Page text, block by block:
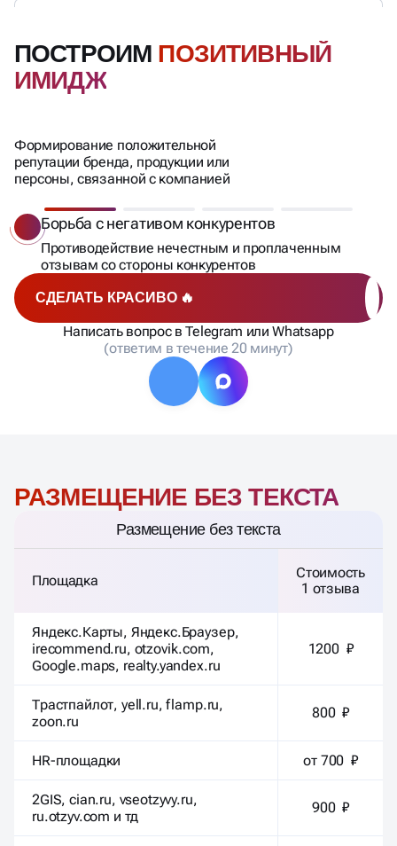
ПОСТРОИМ ПОЗИТИВНЫЙ
ИМИДЖ
Формирование положительной
репутации бренда, продукции или
персоны, связанной с компанией
СДЕЛАТЬ КРАСИВО 🔥
Написать вопрос в Telegram или Whatsapp
(ответим в течение 20 минут)
Борьба с негативом конкурентов
Противодействие нечестным и проплаченным
отзывам со стороны конкурентов
РАЗМЕЩЕНИЕ БЕЗ ТЕКСТА
Размещение без текста
Площадка
Стоимость
1 отзыва
Яндекс.Карты, Яндекс.Браузер,
irecommend.ru, otzovik.com,
Google.maps, realty.yandex.ru
1200 ₽
Трастпайлот, yell.ru, flamp.ru,
zoon.ru
800 ₽
HR-площадки от 700 ₽
2GIS, cian.ru, vseotzyvy.ru,
ru.otzyv.com и тд
900 ₽